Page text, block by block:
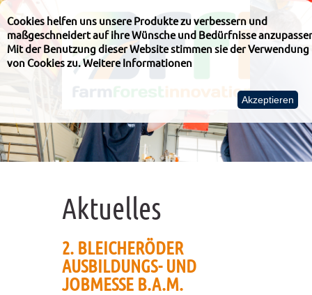
Cookies helfen uns unsere Produkte zu verbessern und
maßgeschneidert auf ihre Wünsche und Bedürfnisse
Mit der Benutzung dieser Website stimmen sie der Verwendung
von Cookies zu.Weitere Informationen
Akzeptieren
Aktuelles
2. BLEICHERÖDER
AUSBILDUNGS- UND
JOBMESSE B.A.M.